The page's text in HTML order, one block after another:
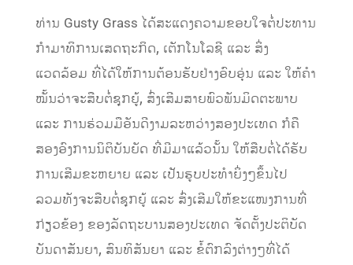
ທ່ານ Gusty Grass ໄດ້ສະແດງຄວາມຂອບໃຈຕໍ່ປະທານ
ກໍາມາທິການເສດຖະກິດ, ເຕັກໂນໂລຊີ ແລະ ສິ່ງ
ແວດລ້ອມ ທີ່ໄດ້ໃຫ້ການຕ້ອນຮັບຢ່າງອົບອຸ່ນ ແລະ ໃຫ້ຄຳ
ໝັ້ນວ່າຈະສືບຕໍ່ຊຸກຍູ້, ສົ່ງເສີມສາຍພົວພັນມິດຕະພາບ
ແລະ ການຮ່ວມມືອັນດີງາມລະຫວ່າງສອງປະເທດ ກໍຄື
ສອງອົງການນິຕິບັນຍັດ ທີ່ມີມາແລ້ວນັ້ນ ໃຫ້ສືບຕໍ່ໄດ້ຮັບ
ການເສີມຂະຫຍາຍ ແລະ ເປັນຮູບປະທຳຍິ່ງໆຂຶ້ນໄປ
ລວມທັງຈະສືບຕໍ່ຊຸກຍູ້ ແລະ ສົ່ງເສີມໃຫ້ຂະແໜງການທີ່
ກ່ຽວຂ້ອງ ຂອງລັດຖະບານສອງປະເທດ ຈັດຕັ້ງປະຕິບັດ
ບັນດາສັນຍາ, ສົນທິສັນຍາ ແລະ ຂໍ້ຕົກລົງຕ່າງໆທີ່ໄດ້